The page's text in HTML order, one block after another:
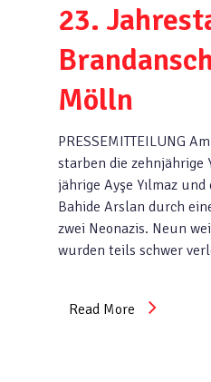
23.
Mölln
PRESSEMITTEILUNG
starben die zehnjährige
jährige Ayşe Yılmaz
Bahide Arslan durch
zwei Neonazis. Neun
wurden teils schwer
Read More